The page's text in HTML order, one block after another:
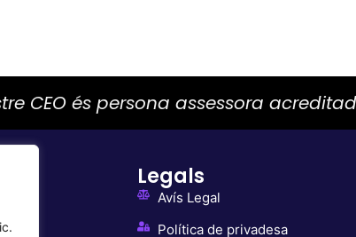
CEO és persona assessora
Legals
Avís Legal
Política de privadesa